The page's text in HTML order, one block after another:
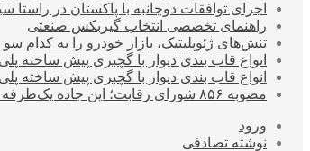
اجرای توافقات دوجانبه با پاکستان در
راهنمای تخصصی انتخاب گیربکس صنعتی
تنش‌های ژئوپلیتیک، بازار خودرو را به کدام
انواع قاب بندی دیوار با گچبری پیش ساخته
انواع قاب بندی دیوار با گچبری پیش ساخته
مصوبه ۸۵۶ شورای رقابت؛ این جاده یک‌طرفه است
ورود
نوشته تصادفی